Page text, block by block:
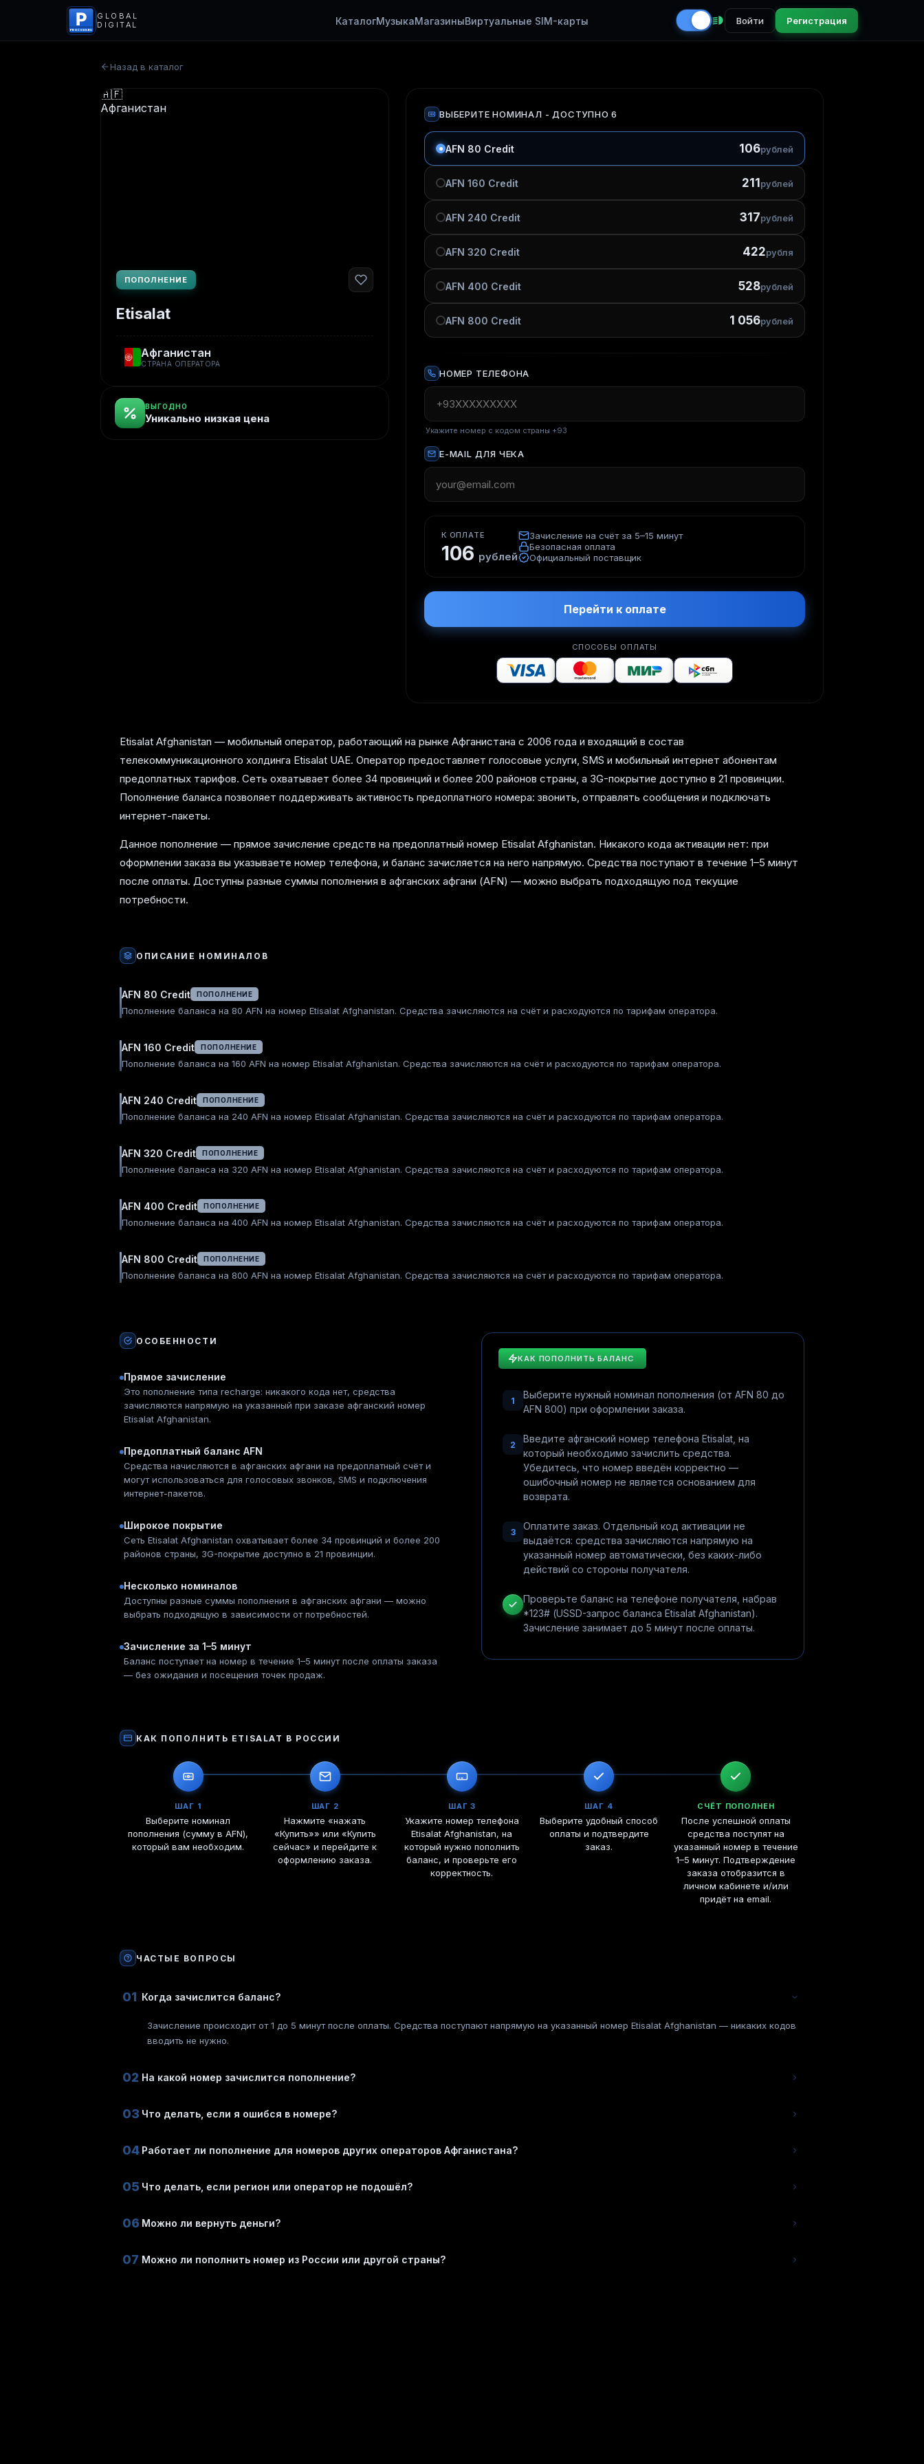
P
PROCODS.RU
GLOBAL
DIGITAL
КаталогМузыкаМагазиныВиртуальные SIM-карты Войти Регистрация
Назад в каталог
ПОПОЛНЕНИЕ
Etisalat
Афганистан
СТРАНА ОПЕРАТОРА
ВЫГОДНО
Уникально низкая цена
ВЫБЕРИТЕ НОМИНАЛ - ДОСТУПНО 6
AFN 80 Credit 106рублей
AFN 160 Credit 211 рублей
AFN 240 Credit 317рублей
AFN 320 Credit 422рубля
AFN 400 Credit 528рублей
AFN 800 Credit 1 056рублей
НОМЕР ТЕЛЕФОНА
Укажите номер с кодом страны +93
E-MAIL ДЛЯ ЧЕКА
К ОПЛАТЕ
106 рублей
Зачисление на счёт за 5–15 минут
Безопасная оплата
Официальный поставщик
Перейти к оплате
СПОСОБЫ ОПЛАТЫ
Etisalat Afghanistan — мобильный оператор, работающий на рынке Афганистана с 2006 года и входящий в состав
телекоммуникационного холдинга Etisalat UAE. Оператор предоставляет голосовые услуги, SMS и мобильный интернет абонентам
предоплатных тарифов. Сеть охватывает более 34 провинций и более 200 районов страны, а 3G-покрытие доступно в 21 провинции.
Пополнение баланса позволяет поддерживать активность предоплатного номера: звонить, отправлять сообщения и подключать
интернет-пакеты.
Данное пополнение — прямое зачисление средств на предоплатный номер Etisalat Afghanistan. Никакого кода активации нет: при
оформлении заказа вы указываете номер телефона, и баланс зачисляется на него напрямую. Средства поступают в течение 1–5 минут
после оплаты. Доступны разные суммы пополнения в афганских афгани (AFN) — можно выбрать подходящую под текущие
потребности.
ОПИСАНИЕ НОМИНАЛОВ
AFN 80 Credit ПОПОЛНЕНИЕ
Пополнение баланса на 80 AFN на номер Etisalat Afghanistan. Средства зачисляются на счёт и расходуются по тарифам оператора.
AFN 160 Credit ПОПОЛНЕНИЕ
Пополнение баланса на 160 AFN на номер Etisalat Afghanistan. Средства зачисляются на счёт и расходуются по тарифам оператора.
AFN 240 Credit ПОПОЛНЕНИЕ
Пополнение баланса на 240 AFN на номер Etisalat Afghanistan. Средства зачисляются на счёт и расходуются по тарифам оператора.
AFN 320 Credit ПОПОЛНЕНИЕ
Пополнение баланса на 320 AFN на номер Etisalat Afghanistan. Средства зачисляются на счёт и расходуются по тарифам оператора.
AFN 400 Credit ПОПОЛНЕНИЕ
Пополнение баланса на 400 AFN на номер Etisalat Afghanistan. Средства зачисляются на счёт и расходуются по тарифам оператора.
AFN 800 Credit ПОПОЛНЕНИЕ
Пополнение баланса на 800 AFN на номер Etisalat Afghanistan. Средства зачисляются на счёт и расходуются по тарифам оператора.
ОСОБЕННОСТИ
Прямое зачисление
Это пополнение типа recharge: никакого кода нет, средства
зачисляются напрямую на указанный при заказе афганский номер
Etisalat Afghanistan.
Предоплатный баланс AFN
Средства начисляются в афганских афгани на предоплатный счёт и
могут использоваться для голосовых звонков, SMS и подключения
интернет-пакетов.
Широкое покрытие
Сеть Etisalat Afghanistan охватывает более 34 провинций и более 200
районов страны, 3G-покрытие доступно в 21 провинции.
Несколько номиналов
Доступны разные суммы пополнения в афганских афгани — можно
выбрать подходящую в зависимости от потребностей.
Зачисление за 1–5 минут
Баланс поступает на номер в течение 1–5 минут после оплаты заказа
— без ожидания и посещения точек продаж.
КАК ПОПОЛНИТЬ БАЛАНС
1
Выберите нужный номинал пополнения (от AFN 80 до
AFN 800) при оформлении заказа.
2
Введите афганский номер телефона Etisalat, на
который необходимо зачислить средства.
Убедитесь, что номер введён корректно —
ошибочный номер не является основанием для
возврата.
3
Оплатите заказ. Отдельный код активации не
выдаётся: средства зачисляются напрямую на
указанный номер автоматически, без каких-либо
действий со стороны получателя.
Проверьте баланс на телефоне получателя, набрав
*123# (USSD-запрос баланса Etisalat Afghanistan).
Зачисление занимает до 5 минут после оплаты.
КАК ПОПОЛНИТЬ ETISALAT В РОССИИ
ШАГ 1
Выберите номинал
пополнения (сумму в AFN),
который вам необходим.
ШАГ 2
Нажмите «нажать
«Купить»» или «Купить
сейчас» и перейдите к
оформлению заказа.
ШАГ 3
Укажите номер телефона
Etisalat Afghanistan, на
который нужно пополнить
баланс, и проверьте его
корректность.
ШАГ 4
Выберите удобный способ
оплаты и подтвердите
заказ.
СЧЁТ ПОПОЛНЕН
После успешной оплаты
средства поступят на
указанный номер в течение
1–5 минут. Подтверждение
заказа отобразится в
личном кабинете и/или
придёт на email.
ЧАСТЫЕ ВОПРОСЫ
01 Когда зачислится баланс?
Зачисление происходит от 1 до 5 минут после оплаты. Средства поступают напрямую на указанный номер Etisalat Afghanistan — никаких кодов
вводить не нужно.
02 На какой номер зачислится пополнение?
03 Что делать, если я ошибся в номере?
04 Работает ли пополнение для номеров других операторов Афганистана?
05 Что делать, если регион или оператор не подошёл?
06 Можно ли вернуть деньги?
07 Можно ли пополнить номер из России или другой страны?